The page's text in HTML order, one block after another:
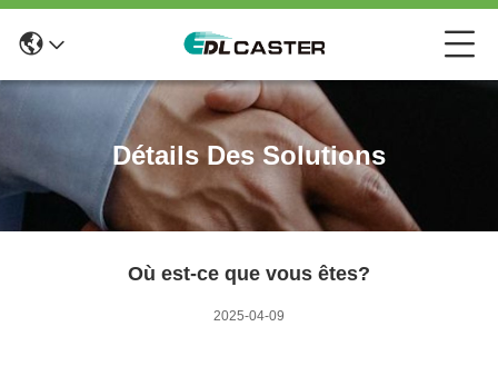
Détails Des Solutions
Où est-ce que vous êtes?
2025-04-09